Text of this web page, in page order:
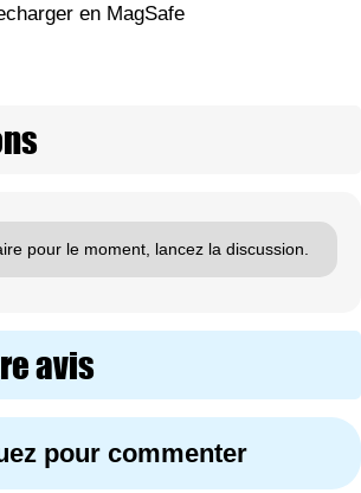
en MagSafe
pour le moment, lancez la discussion.
avis
pour commenter